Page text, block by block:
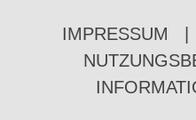
IMPRESSUM